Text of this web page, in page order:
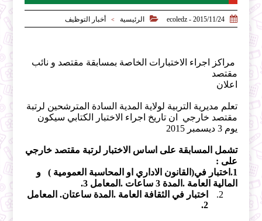

2015/11/24 - ecoledz
 الرئيسية > أخبار التوظيف
مراكز اجراء الاختبارات الخاصة بمسابقة مقتصد و نائب
مقتصد
اعلان
تعلم مديرية التربية لولاية المدية السادة المترشحين لرتبة
مقتصد خارجي ان تاريخ اجراء الاختبار الكتابي سيكون
يوم 3 ديسمبر 2015
تشمل المسابقة على اساس الاختبار لرتبة مقتصد خارجي
على :
1.اختبار في(القانون الاداري او المحاسبة العمومية ) و
المالية العامة .المدة 3 ساعات .المعامل 3.
اختبار في الثقافة العامة .المدة ساعتان. المعامل
2.